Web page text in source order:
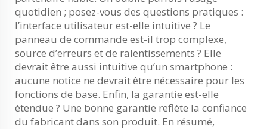
quotidien ; posez-vous des questions pratiques :
l’interface utilisateur est-elle intuitive ? Le
panneau de commande est-il trop complexe,
source d’erreurs et de ralentissements ? Elle
devrait être aussi intuitive qu’un smartphone :
aucune notice ne devrait être nécessaire pour les
fonctions de base. Enfin, la garantie est-elle
étendue ? Une bonne garantie reflète la confiance
du fabricant dans son produit. En résumé,